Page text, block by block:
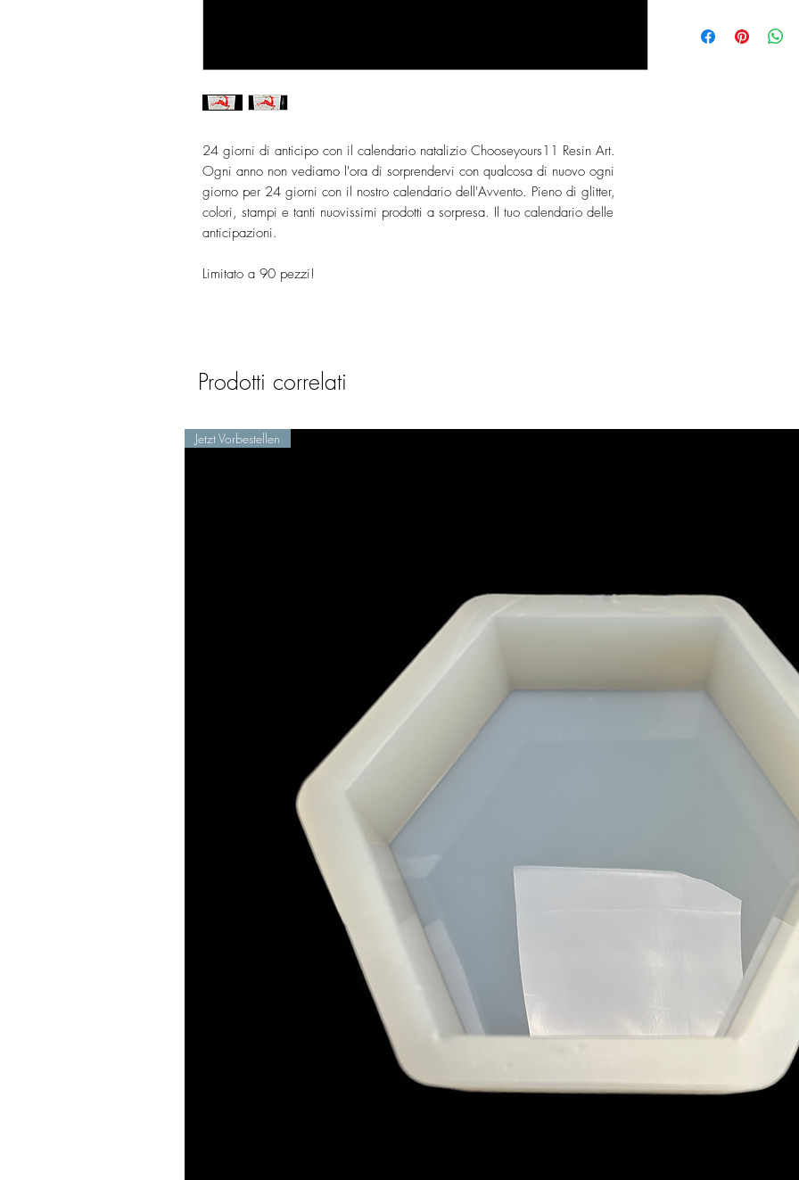
24 giorni di anticipo con il calendario natalizio Chooseyours11 Resin Art.
Ogni anno non vediamo l'ora di sorprendervi con qualcosa di nuovo ogni
giorno per 24 giorni con il nostro calendario dell'Avvento. Pieno di glitter,
colori, stampi e tanti nuovissimi prodotti a sorpresa. Il tuo calendario delle
anticipazioni.
Limitato a 90 pezzi!
Prodotti correlati
Jetzt Vorbestellen